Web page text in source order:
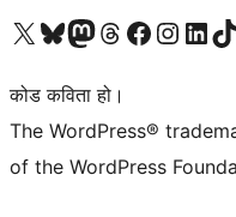
हाम्रो X (पहिले ट्विटर) खातामा जानुहोस्
हाम्रो Bluesky खाता भ्रमण गर्नुहोस्
हाम्रो म्यास्टोडन खाता भ्रमण गर्नुहोस्
हाम्रो थ्रेड्स खातामा जानुहोस्
हाम्रो फेसबुक पेजमा जानुहोस्
हाम्रो इन्स्टाग्राम खातामा जानुहोस्
हाम्रो लिङ्क्डइन
हाम्रो
कोड कविता हो।
The WordPress®
of the WordPress